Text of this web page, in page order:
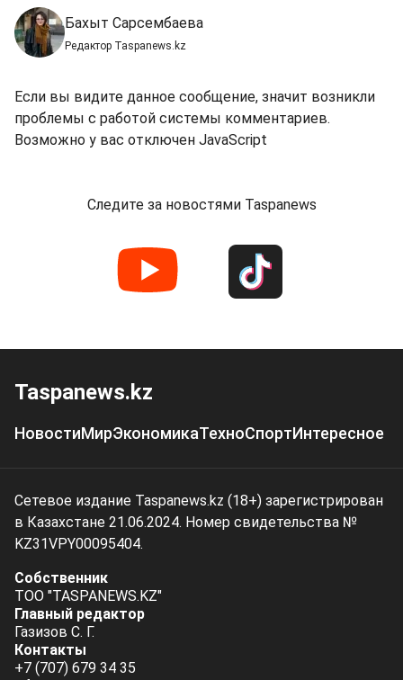
Бахыт Сарсембаева
Редактор Taspanews.kz
Если вы видите данное сообщение, значит возникли
проблемы с работой системы комментариев.
Возможно у вас отключен JavaScript
Следите за новостями Taspanews
Taspanews.kz
НовостиМирЭкономикаТехноСпортИнтересное
Сетевое издание Taspanews.kz (18+) зарегистрирован
в Казахстане 21.06.2024. Номер свидетельства №
KZ31VPY00095404.
Собственник
ТОО "TASPANEWS.KZ"
Главный редактор
Газизов С. Г.
Контакты
+7 (707) 679 34 35